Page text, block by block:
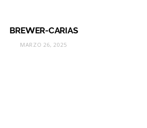
BREWER-CARIAS
MARZO 26, 2025